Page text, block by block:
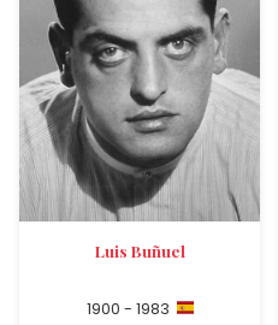
Luis Buñuel
1900 - 1983